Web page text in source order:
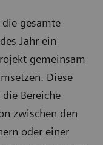
gesamte
Jahr ein
gemeinsam
Diese
Bereiche
zwischen den
oder einer